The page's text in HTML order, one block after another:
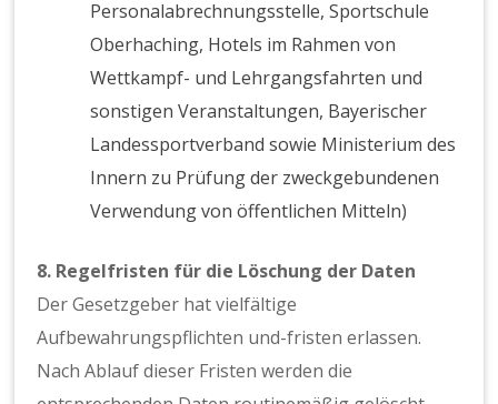
Personalabrechnungsstelle, Sportschule
Oberhaching, Hotels im Rahmen von
Wettkampf- und Lehrgangsfahrten und
sonstigen Veranstaltungen, Bayerischer
Landessportverband sowie Ministerium des
Innern zu Prüfung der zweckgebundenen
Verwendung von öffentlichen Mitteln)
8. Regelfristen für die Löschung der Daten
Der Gesetzgeber hat vielfältige
Aufbewahrungspflichten und-fristen erlassen.
Nach Ablauf dieser Fristen werden die